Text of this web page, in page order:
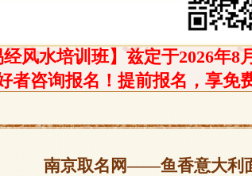
风水培训班】兹定于2026年8
者咨询报名！提前报名，享免
南京取名网——鱼香意大利